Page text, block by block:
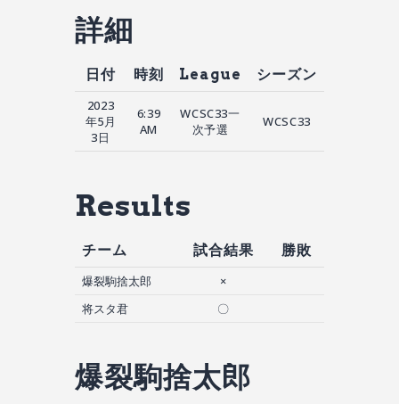
参加プログラム
詳細
日付 時刻 League シーズン
2023
年5月
3日
6:39
AM
WCSC33一
次予選
WCSC33
Results
チーム 試合結果 勝敗
爆裂駒捨太郎
×
将スタ君
〇
爆裂駒捨太郎